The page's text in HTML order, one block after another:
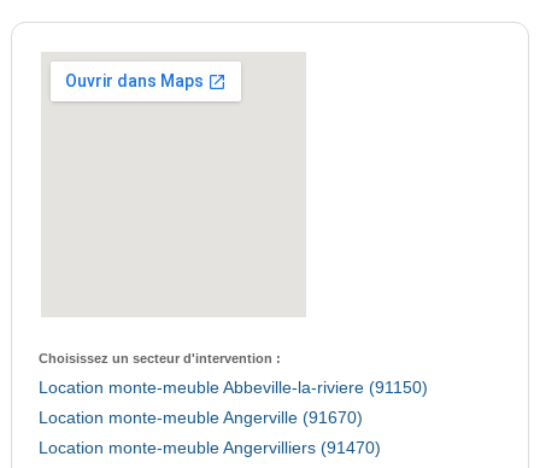
Choisissez un secteur d'intervention :
Location monte-meuble Abbeville-la-riviere (91150)
Location monte-meuble Angerville (91670)
Location monte-meuble Angervilliers (91470)